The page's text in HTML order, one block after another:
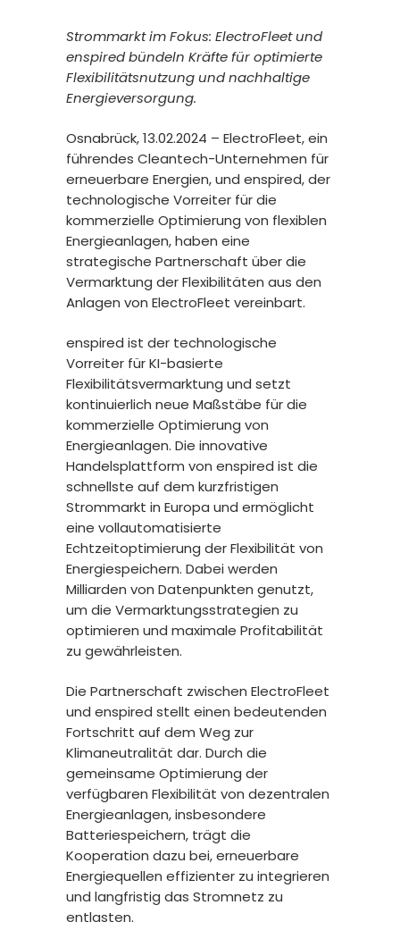
Strommarkt im Fokus: ElectroFleet und
enspired bündeln Kräfte für optimierte
Flexibilitätsnutzung und nachhaltige
Energieversorgung.
Osnabrück, 13.02.2024 – ElectroFleet, ein
führendes Cleantech-Unternehmen für
erneuerbare Energien, und enspired, der
technologische Vorreiter für die
kommerzielle Optimierung von flexiblen
Energieanlagen, haben eine
strategische Partnerschaft über die
Vermarktung der Flexibilitäten aus den
Anlagen von ElectroFleet vereinbart.
enspired ist der technologische
Vorreiter für KI-basierte
Flexibilitätsvermarktung und setzt
kontinuierlich neue Maßstäbe für die
kommerzielle Optimierung von
Energieanlagen. Die innovative
Handelsplattform von enspired ist die
schnellste auf dem kurzfristigen
Strommarkt in Europa und ermöglicht
eine vollautomatisierte
Echtzeitoptimierung der Flexibilität von
Energiespeichern. Dabei werden
Milliarden von Datenpunkten genutzt,
um die Vermarktungsstrategien zu
optimieren und maximale Profitabilität
zu gewährleisten.
Die Partnerschaft zwischen ElectroFleet
und enspired stellt einen bedeutenden
Fortschritt auf dem Weg zur
Klimaneutralität dar. Durch die
gemeinsame Optimierung der
verfügbaren Flexibilität von dezentralen
Energieanlagen, insbesondere
Batteriespeichern, trägt die
Kooperation dazu bei, erneuerbare
Energiequellen effizienter zu integrieren
und langfristig das Stromnetz zu
entlasten.